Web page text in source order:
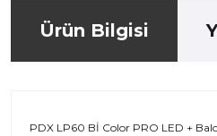
Ürün Bilgisi
PDX LP60 Bİ Color PRO LED +